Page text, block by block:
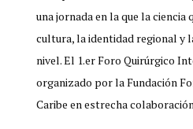
una jornada en la que la
cultura, la identidad regional y
nivel. El 1.er Foro Quirúrgico
organizado por la Fundación
Caribe en estrecha